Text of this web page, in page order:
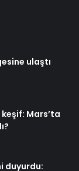
ulaştı
Mars’ta
duyurdu: